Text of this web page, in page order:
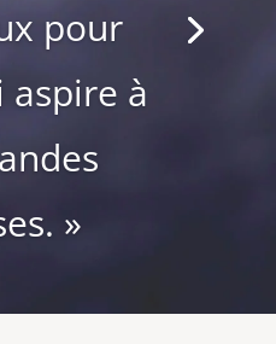
pour
aspire à
»